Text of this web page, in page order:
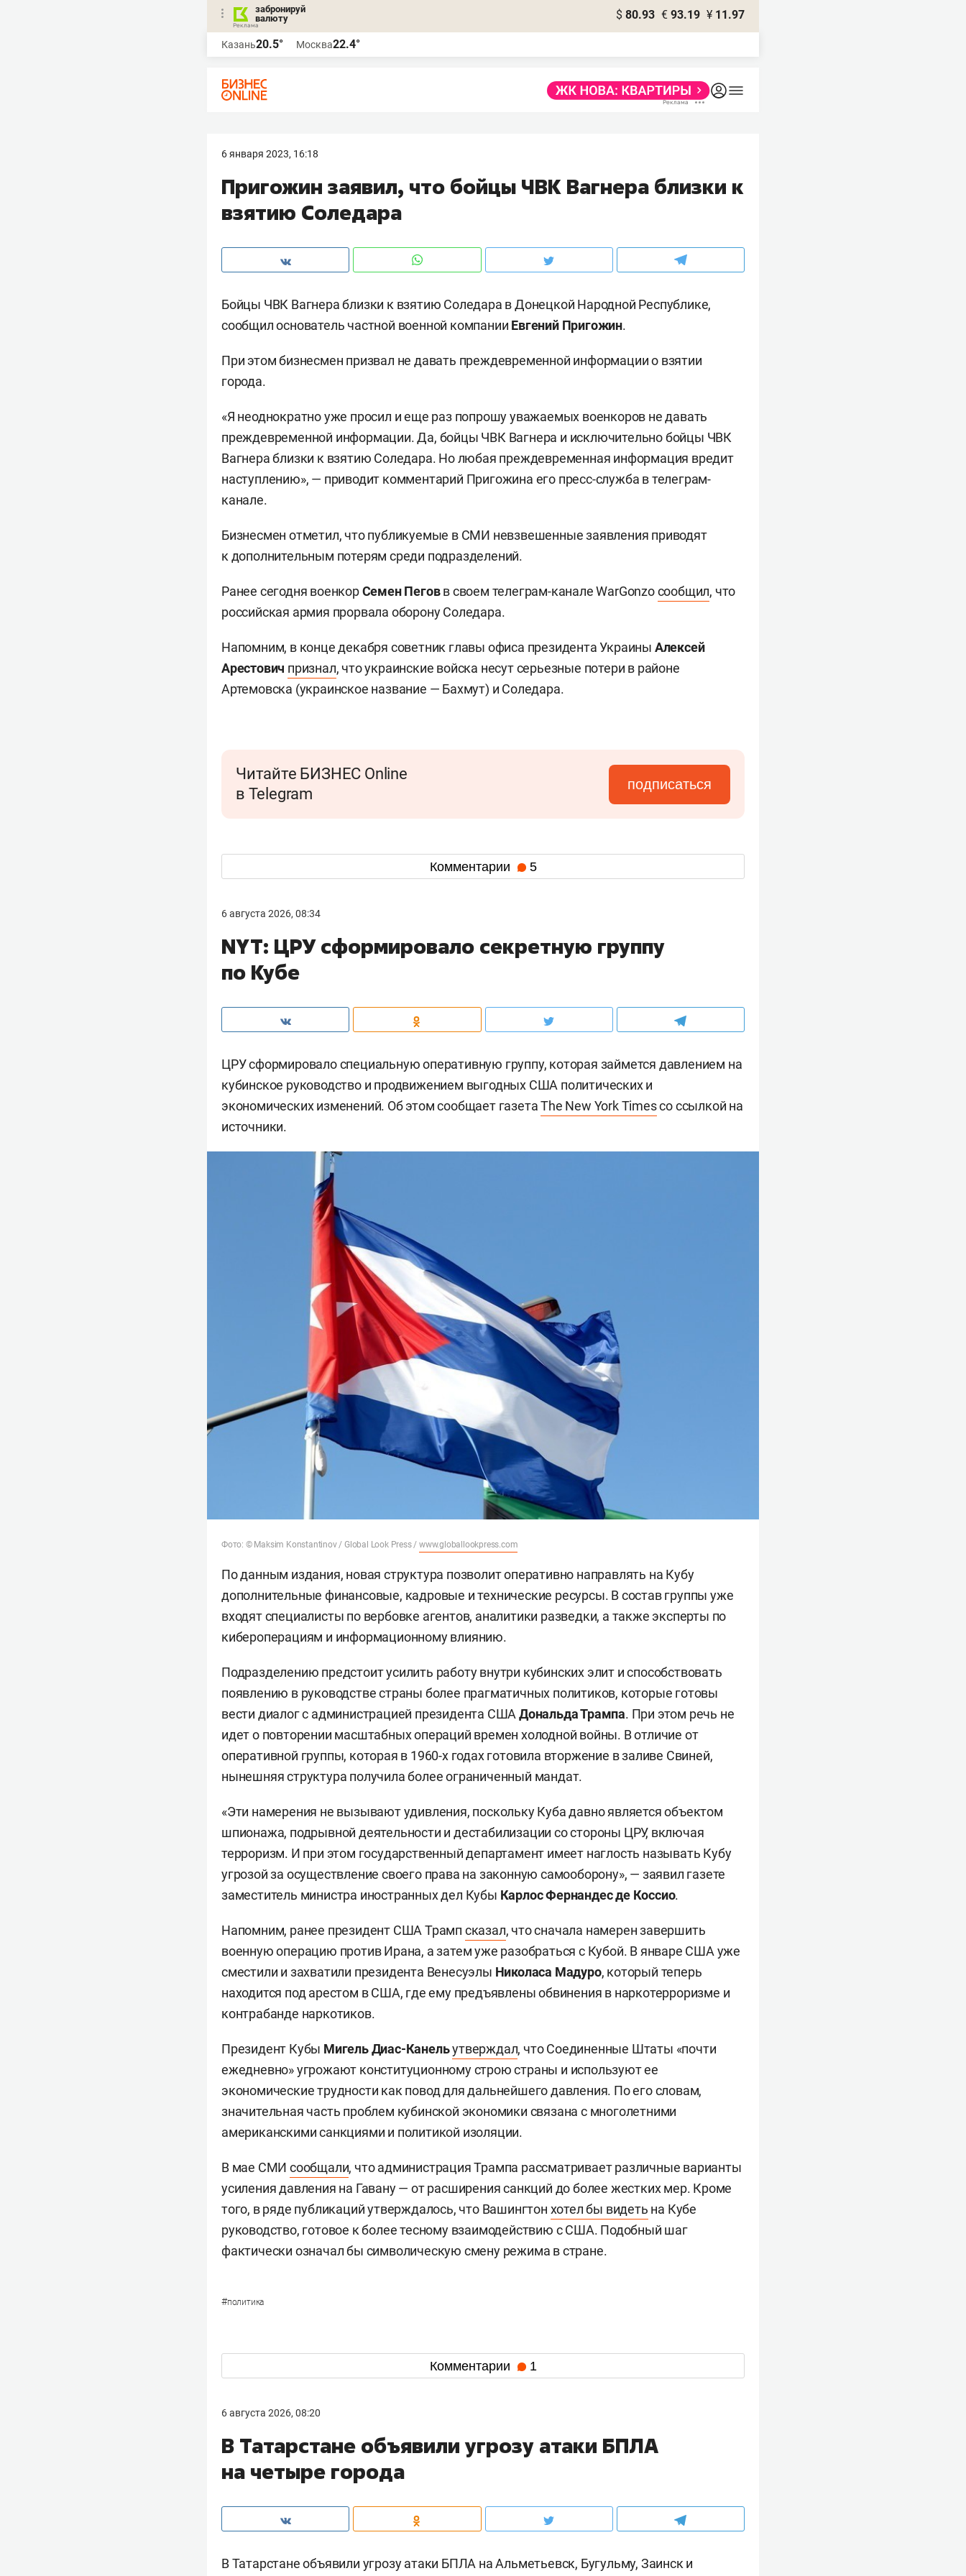
забронируй
валюту
$ 80.93 € 93.19 ¥ 11.97
Казань20.5° Москва22.4°
6 января 2023, 16:18
Пригожин заявил, что бойцы ЧВК Вагнера близки к
взятию Соледара
Бойцы ЧВК Вагнера близки к взятию Соледара в Донецкой Народной Республике,
сообщил основатель частной военной компании Евгений Пригожин.
При этом бизнесмен призвал не давать преждевременной информации о взятии
города.
«Я неоднократно уже просил и еще раз попрошу уважаемых военкоров не давать
преждевременной информации. Да, бойцы ЧВК Вагнера и исключительно бойцы ЧВК
Вагнера близки к взятию Соледара. Но любая преждевременная информация вредит
наступлению», — приводит комментарий Пригожина его пресс-служба в телеграм-
канале.
Бизнесмен отметил, что публикуемые в СМИ невзвешенные заявления приводят
к дополнительным потерям среди подразделений.
Ранее сегодня военкорСемен Пеговв своем телеграм-канале WarGonzoсообщил, что
российская армия прорвала оборону Соледара.
Напомним, в конце декабря советник главы офиса президента Украины Алексей
Арестович признал, что украинские войска несут серьезные потери в районе
Артемовска (украинское название — Бахмут) и Соледара.
Читайте БИЗНЕС Online
в Telegram
подписаться
Комментарии 5
6 августа 2026, 08:34
NYT: ЦРУ сформировало секретную группу
по Кубе
ЦРУ сформировало специальную оперативную группу, которая займется давлением на
кубинское руководство и продвижением выгодных США политических и
экономических изменений. Об этом сообщает газетаThe New York Timesсо ссылкой на
источники.
Фото: © Maksim Konstantinov / Global Look Press /www.globallookpress.com
По данным издания, новая структура позволит оперативно направлять на Кубу
дополнительные финансовые, кадровые и технические ресурсы. В состав группы уже
входят специалисты по вербовке агентов, аналитики разведки, а также эксперты по
кибероперациям и информационному влиянию.
Подразделению предстоит усилить работу внутри кубинских элит и способствовать
появлению в руководстве страны более прагматичных политиков, которые готовы
вести диалог с администрацией президента США Дональда Трампа. При этом речь не
идет о повторении масштабных операций времен холодной войны. В отличие от
оперативной группы, которая в 1960-х годах готовила вторжение в заливе Свиней,
нынешняя структура получила более ограниченный мандат.
«Эти намерения не вызывают удивления, поскольку Куба давно является объектом
шпионажа, подрывной деятельности и дестабилизации со стороны ЦРУ, включая
терроризм. И при этом государственный департамент имеет наглость называть Кубу
угрозой за осуществление своего права на законную самооборону», — заявил газете
заместитель министра иностранных дел Кубы Карлос Фернандес де Коссио.
Напомним, ранее президент США Трамп сказал, что сначала намерен завершить
военную операцию против Ирана, а затем уже разобраться с Кубой. В январе США уже
сместили и захватили президента Венесуэлы Николаса Мадуро, который теперь
находится под арестом в США, где ему предъявлены обвинения в наркотерроризме и
контрабанде наркотиков.
Президент Кубы Мигель Диас-Канельутверждал, что Соединенные Штаты «почти
ежедневно» угрожают конституционному строю страны и используют ее
экономические трудности как повод для дальнейшего давления. По его словам,
значительная часть проблем кубинской экономики связана с многолетними
американскими санкциями и политикой изоляции.
В мае СМИсообщали, что администрация Трампа рассматривает различные варианты
усиления давления на Гавану — от расширения санкций до более жестких мер. Кроме
того, в ряде публикаций утверждалось, что Вашингтон хотел бы видеть на Кубе
руководство, готовое к более тесному взаимодействию с США. Подобный шаг
фактически означал бы символическую смену режима в стране.
#политика
Комментарии 1
6 августа 2026, 08:20
В Татарстане объявили угрозу атаки БПЛА
на четыре города
В Татарстане объявили угрозу атаки БПЛА на Альметьевск, Бугульму, Заинск и